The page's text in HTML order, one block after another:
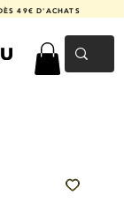
49€ D'ACHATS